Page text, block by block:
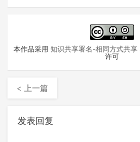
本作品采用 知识共享署名-相同方式共
许可
< 上一篇
发表回复